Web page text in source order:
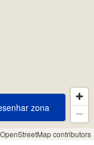
contributors
Desenhar zona
zona